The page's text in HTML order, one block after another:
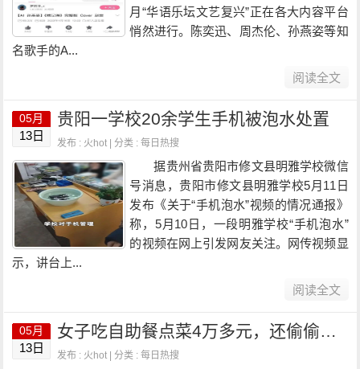
月“华语乐坛文艺复兴”正在各大内容平台
悄然进行。陈奕迅、周杰伦、孙燕姿等知
名歌手的A...
阅读全文
05月
13日
贵阳一学校20余学生手机被泡水处置
发布 : 火hot | 分类 :每日热搜
据贵州省贵阳市修文县明雅学校微信
号消息，贵阳市修文县明雅学校5月11日
发布《关于“手机泡水”视频的情况通报》
称，5月10日，一段明雅学校“手机泡水”
的视频在网上引发网友关注。网传视频显
示，讲台上...
阅读全文
05月
13日
女子吃自助餐点菜4万多元，还偷偷打包！店方起诉
发布 : 火hot | 分类 :每日热搜